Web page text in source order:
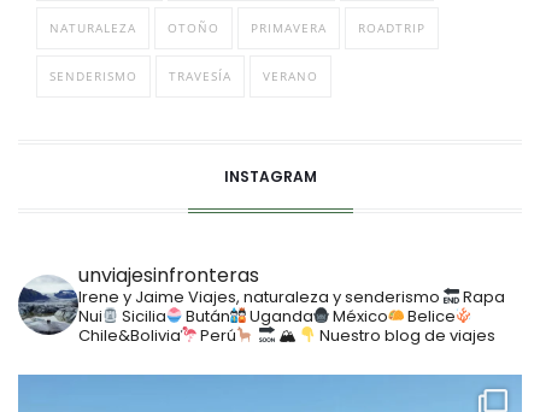
NATURALEZA OTOÑO PRIMAVERA ROADTRIP
SENDERISMO TRAVESÍA VERANO
INSTAGRAM
unviajesinfronteras
Irene y Jaime Viajes, naturaleza y senderismo
Rapa
Nui
Sicilia Bután Uganda México
Belice
Chile&Bolivia
Perú 🏔 Nuestro blog de viajes